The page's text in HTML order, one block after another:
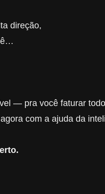
direção,
— pra você faturar
com a ajuda da